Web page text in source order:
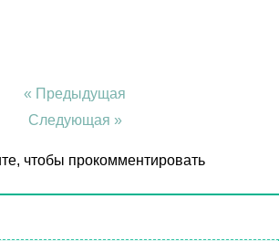
« Предыдущая
Следующая »
чтобы прокомментировать